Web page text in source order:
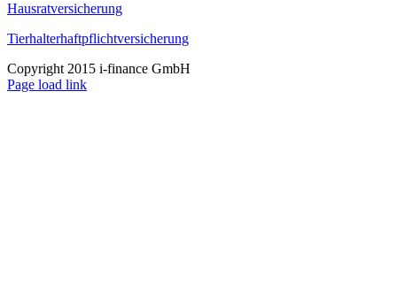
Hausratversicherung
Tierhalterhaftpflichtversicherung
Copyright 2015 i-finance GmbH
Page load link